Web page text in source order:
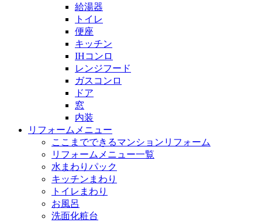
給湯器
トイレ
便座
キッチン
IHコンロ
レンジフード
ガスコンロ
ドア
窓
内装
リフォームメニュー
ここまでできるマンションリフォーム
リフォームメニュー一覧
水まわりパック
キッチンまわり
トイレまわり
お風呂
洗面化粧台